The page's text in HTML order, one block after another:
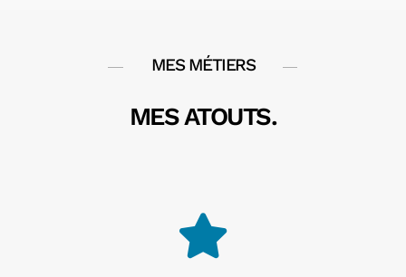
MES MÉTIERS
MES ATOUTS.